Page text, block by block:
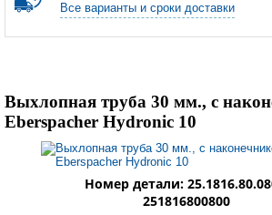
Все варианты и сроки доставки
Выхлопная труба 30 мм., с
Eberspacher Hydronic 10
Номер детали:
251816800800